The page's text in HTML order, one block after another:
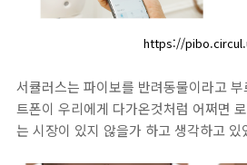
https://
서큘러스는 파이보를 반려동물이라고
트폰이 우리에게 다가온것처럼 어쩌면
는 시장이 있지 않을가 하고 생각하고 있